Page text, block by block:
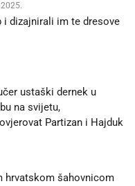
i dizajnirali im te dresove
ustaški dernek u
na svijetu,
Partizan i Hajduk
hrvatskom šahovnicom